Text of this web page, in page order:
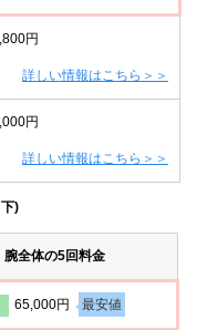
円
詳しい情報はこちら＞＞
円
詳しい情報はこちら＞＞
)
腕全体の5回料金
65,000円 最安値